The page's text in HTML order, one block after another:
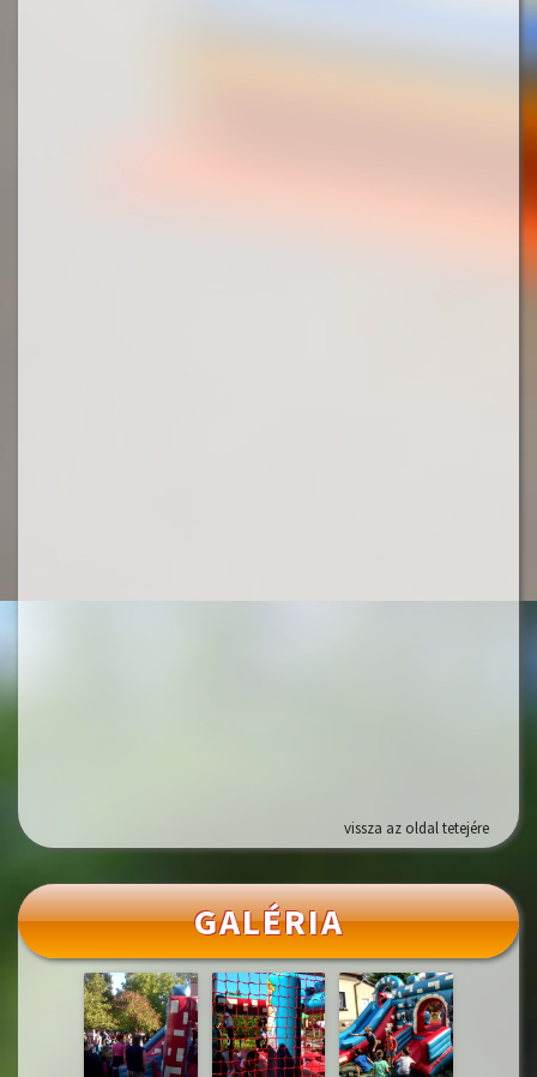
vissza az oldal tetejére
GALÉRIA